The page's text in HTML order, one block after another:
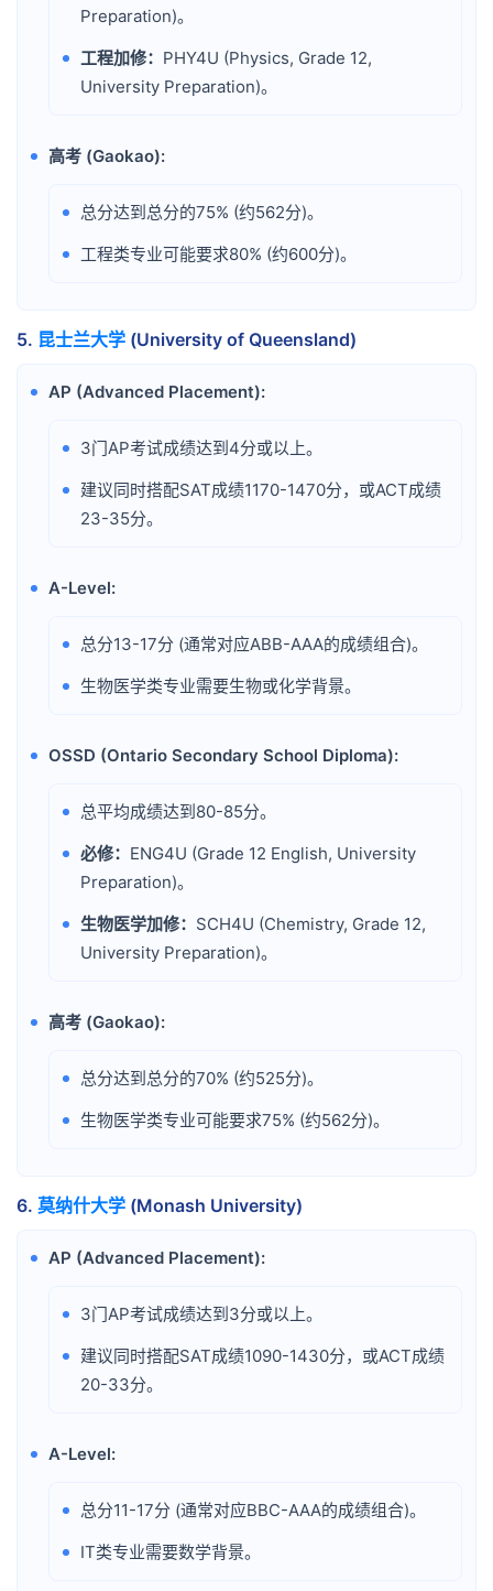
Preparation)。
• 工程加修： PHY4U (Physics, Grade 12,
University Preparation)。
• 高考 (Gaokao):
• 总分达到总分的75% (约562分)。
• 工程类专业可能要求80% (约600分)。
5. 昆士兰大学 (University of Queensland)
• AP (Advanced Placement):
• 3门AP考试成绩达到4分或以上。
•
建议同时搭配SAT成绩1170-1470分，或ACT成绩
23-35分。
• A-Level:
• 总分13-17分 (通常对应ABB-AAA的成绩组合)。
• 生物医学类专业需要生物或化学背景。
• OSSD (Ontario Secondary School Diploma):
• 总平均成绩达到80-85分。
• 必修： ENG4U (Grade 12 English, University
Preparation)。
• 生物医学加修： SCH4U (Chemistry, Grade 12,
University Preparation)。
• 高考 (Gaokao):
• 总分达到总分的70% (约525分)。
• 生物医学类专业可能要求75% (约562分)。
6. 莫纳什大学 (Monash University)
• AP (Advanced Placement):
• 3门AP考试成绩达到3分或以上。
•
建议同时搭配SAT成绩1090-1430分，或ACT成绩
20-33分。
• A-Level:
• 总分11-17分 (通常对应BBC-AAA的成绩组合)。
• IT类专业需要数学背景。